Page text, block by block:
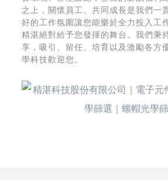
之上，關懷員工、共同成長是我們一
好的工作氛圍讓您能樂於全力投入工
精湛絕對給予您發揮的舞台。我們秉
享，吸引、留任、培育以及激勵各方
學科技歡迎您。